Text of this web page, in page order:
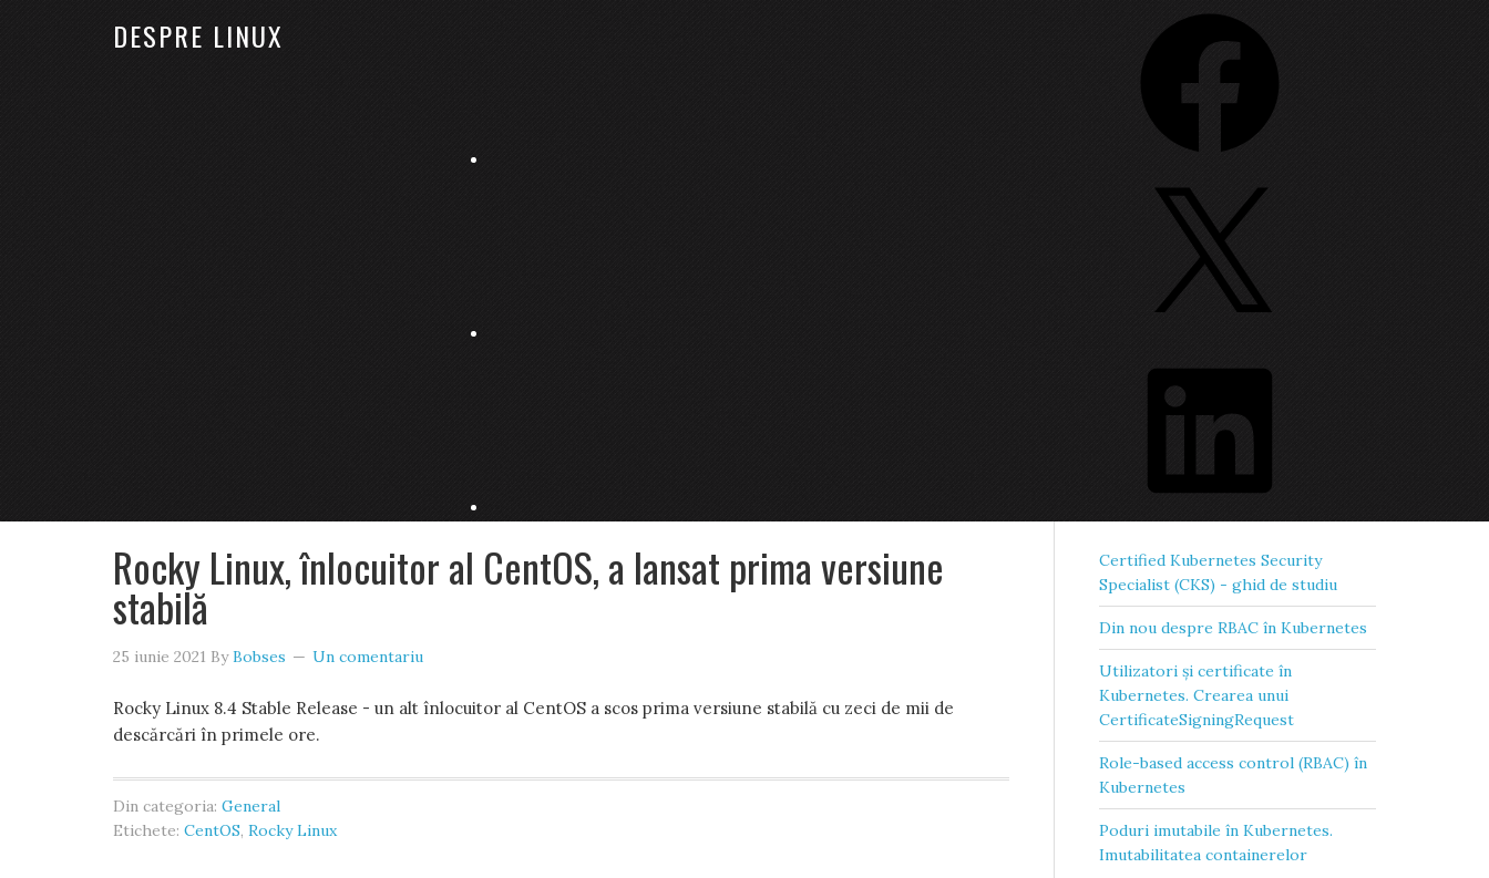
DESPRE LINUX
Despre Certified Kubernetes Security Specialist (CKS) - ce este, detalii despre examen, resurse necesare și
Rocky Linux, înlocuitor al CentOS, a lansat prima versiune
stabilă
25 iunie 2021 ByBobses Un comentariu
Rocky Linux 8.4 Stable Release - un alt înlocuitor al CentOS a scos prima versiune stabilă cu zeci de mii de
descărcări în primele ore.
Din categoria: General
Etichete: CentOS, Rocky Linux
Certified Kubernetes Security
Specialist (CKS) - ghid de studiu
Din nou despre RBAC în Kubernetes
Utilizatori și certificate în
Kubernetes. Crearea unui
CertificateSigningRequest
Role-based access control (RBAC) în
Kubernetes
Poduri imutabile în Kubernetes.
Imutabilitatea containerelor